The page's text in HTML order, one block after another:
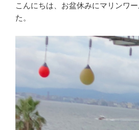
案
内”
こんにちは、お盆休みにマリンワ
た。